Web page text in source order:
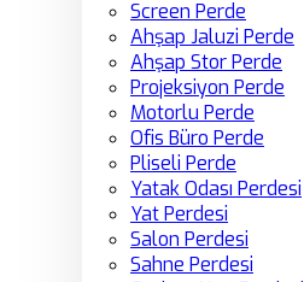
Screen Perde
Ahşap Jaluzi Perde
Ahşap Stor Perde
Projeksiyon Perde
Motorlu Perde
Ofis Büro Perde
Pliseli Perde
Yatak Odası Perdesi
Yat Perdesi
Salon Perdesi
Sahne Perdesi